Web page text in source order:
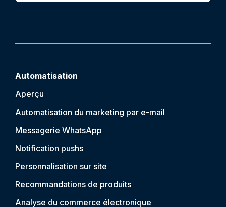
Automatisation
Aperçu
Automatisation du marketing par e-mail
Messagerie WhatsApp
Notification pushs
Personnalisation sur site
Recommandations de produits
Analyse du commerce électronique